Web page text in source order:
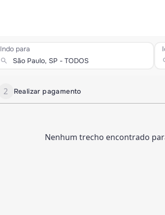
Indo para
search
2 Realizar pagamento
Nenhum trecho encontrado